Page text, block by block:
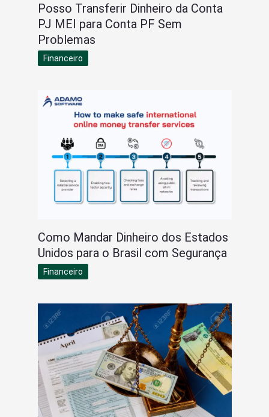
Posso Transferir Dinheiro da Conta
PJ MEI para Conta PF Sem
Problemas
Financeiro
Como Mandar Dinheiro dos Estados
Unidos para o Brasil com Segurança
Financeiro